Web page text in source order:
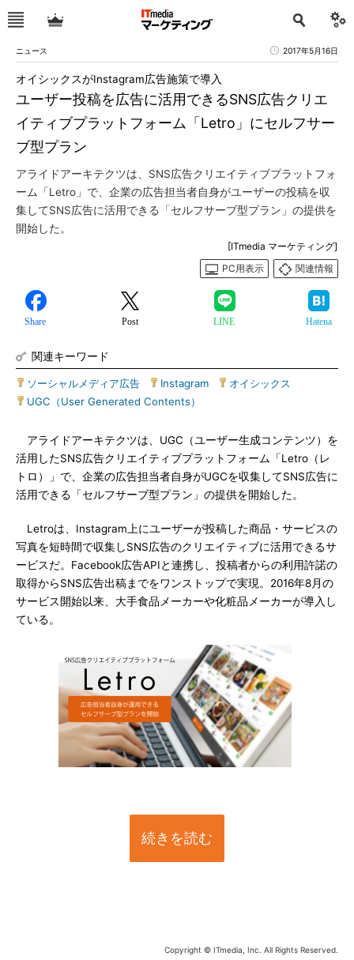
ニュース 2017年5月16日
ユーザー投稿を広告に活用できるSNS広告クリエ
イティブプラットフォーム「Letro」にセルフサー
ブ型プラン
オイシックスがInstagram広告施策で導入
アライドアーキテクツは、SNS広告クリエイティブプラットフォ
ーム「Letro」で、企業の広告担当者自身がユーザーの投稿を収
集してSNS広告に活用できる「セルフサーブ型プラン」の提供を
開始した。
[ITmedia マーケティング]
PC用表示
関連情報
Share Post LINE Hatena
関連キーワード
ソーシャルメディア広告 Instagram オイシックス
UGC（User Generated Contents）
アライドアーキテクツは、UGC（ユーザー生成コンテンツ）を
活用したSNS広告クリエイティブプラットフォーム「Letro（レ
トロ）」で、企業の広告担当者自身がUGCを収集してSNS広告に
活用できる「セルフサーブ型プラン」の提供を開始した。
Letroは、Instagram上にユーザーが投稿した商品・サービスの
写真を短時間で収集しSNS広告のクリエイティブに活用できるサ
ービスだ。Facebook広告APIと連携し、投稿者からの利用許諾の
取得からSNS広告出稿までをワンストップで実現。2016年8月の
サービス開始以来、大手食品メーカーや化粧品メーカーが導入し
ている。
続きを読む
Copyright © ITmedia, Inc. All Rights Reserved.